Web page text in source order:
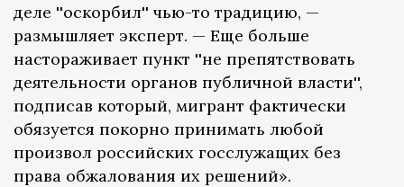
деле ''оскорбил'' чью-то традицию, —
размышляет эксперт. — Еще больше
настораживает пункт ''не препятствовать
деятельности органов публичной власти'',
подписав который, мигрант фактически
обязуется покорно принимать любой
произвол российских госслужащих без
права обжалования их решений».